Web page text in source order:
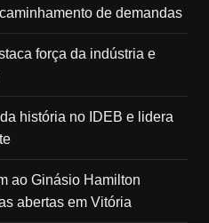
de demandas
força da indústria e
história no IDEB e lidera
ao Ginásio Hamilton
abertas em Vitória